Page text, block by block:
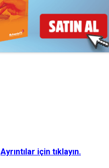
Ayrıntılar için tıklayın.